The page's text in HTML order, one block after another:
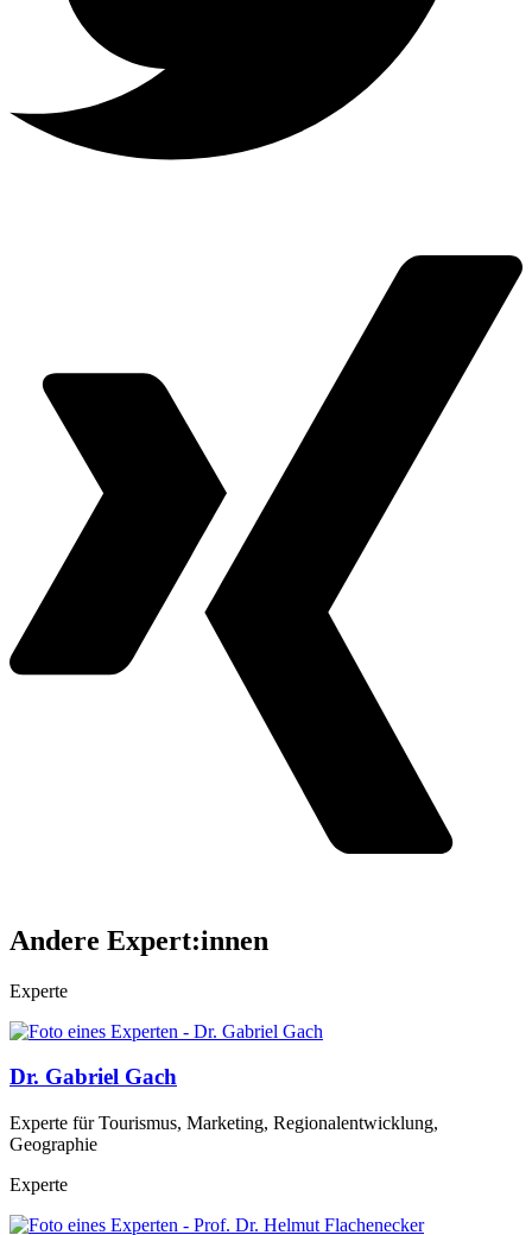
Andere Expert:innen
Experte
Dr. Gabriel Gach
Experte für Tourismus, Marketing, Regionalentwicklung,
Geographie
Experte